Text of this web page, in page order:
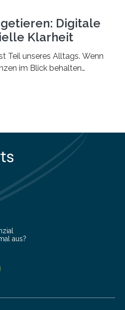
Digitale
Klarheit
Teil unseres Alltags. Wenn
im Blick behalten
Sie helfen Ihnen, Ausgaben
Multibanking-Tools: Alle
Banken bieten bereits in
Multibanking-Funktion an,
Banken…
aus?